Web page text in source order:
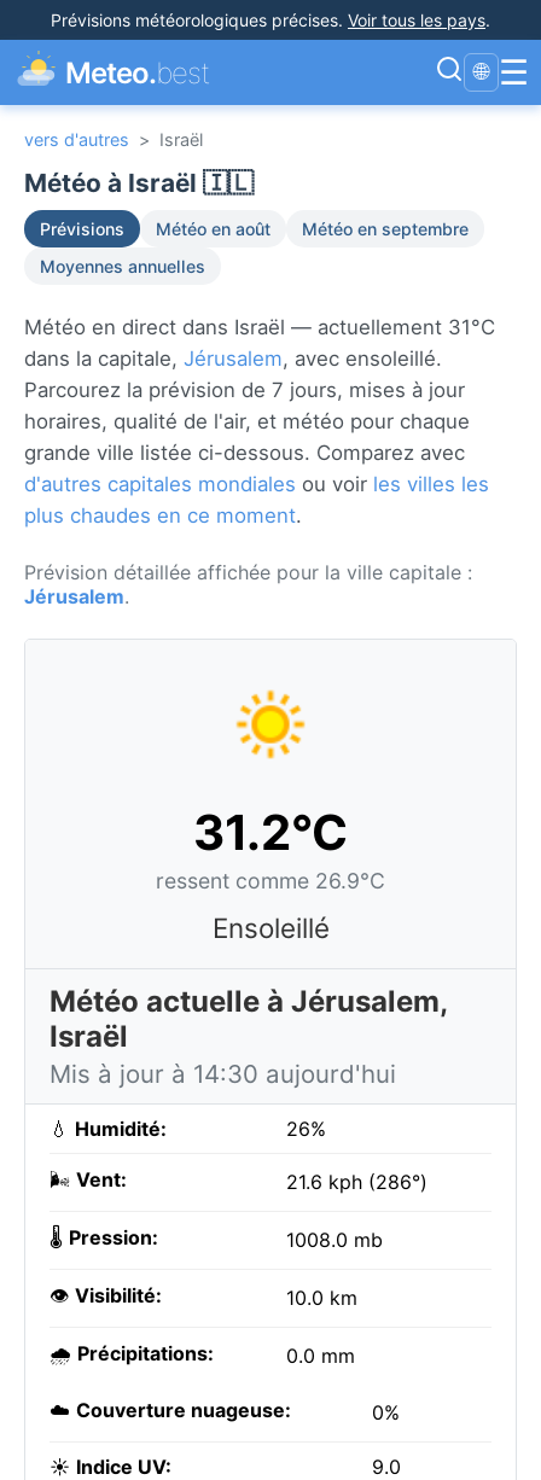
Prévisions météorologiques précises. Voir tous les pays.
Meteo.best 🌐 ☰
vers d'autres > Israël
Météo à Israël 🇮🇱
Prévisions Météo en août
Météo en septembre
Moyennes annuelles
Météo en direct dans Israël — actuellement 31°C
dans la capitale, Jérusalem, avec ensoleillé.
Parcourez la prévision de 7 jours, mises à jour
horaires, qualité de l'air, et météo pour chaque
grande ville listée ci-dessous. Comparez avec
d'autres capitales mondiales ou voir les villes les
plus chaudes en ce moment.
Prévision détaillée affichée pour la ville capitale :
Jérusalem.
31.2°C
ressent comme 26.9°C
Ensoleillé
Météo actuelle à Jérusalem,
Israël
Mis à jour à 14:30 aujourd'hui
💧 Humidité: 26%
🌬️ Vent: 21.6 kph (286°)
🌡️ Pression: 1008.0 mb
👁️ Visibilité: 10.0 km
🌧️ Précipitations: 0.0 mm
☁️ Couverture nuageuse: 0%
☀️ Indice UV: 9.0